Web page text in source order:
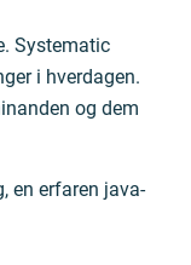
Systematic
i hverdagen.
og dem
en erfaren java-